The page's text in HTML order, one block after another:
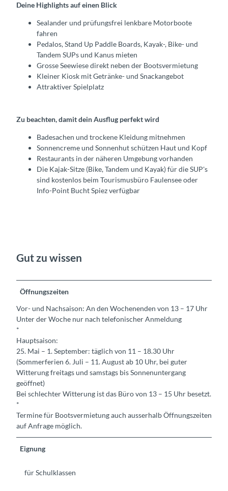
Deine Highlights auf einen Blick
Sealander und prüfungsfrei lenkbare Motorboote
fahren
Pedalos, Stand Up Paddle Boards, Kayak-, Bike- und
Tandem SUPs und Kanus mieten
Grosse Seewiese direkt neben der Bootsvermietung
Kleiner Kiosk mit Getränke- und Snackangebot
Attraktiver Spielplatz
Zu beachten, damit dein Ausflug perfekt wird
Badesachen und trockene Kleidung mitnehmen
Sonnencreme und Sonnenhut schützen Haut und Kopf
Restaurants in der näheren Umgebung vorhanden
Die Kajak-Sitze (Bike, Tandem und Kayak) für die SUP's
sind kostenlos beim Tourismusbüro Faulensee oder
Info-Point Bucht Spiez verfügbar
Gut zu wissen
Öffnungszeiten
Vor- und Nachsaison: An den Wochenenden von 13 – 17 Uhr
Unter der Woche nur nach telefonischer Anmeldung
*
Hauptsaison:
25. Mai – 1. September: täglich von 11 – 18.30 Uhr
(Sommerferien 6. Juli – 11. August ab 10 Uhr, bei guter
Witterung freitags und samstags bis Sonnenuntergang
geöffnet)
Bei schlechter Witterung ist das Büro von 13 – 15 Uhr besetzt.
*
Termine für Bootsvermietung auch ausserhalb Öffnungszeiten
auf Anfrage möglich.
Eignung
für Schulklassen